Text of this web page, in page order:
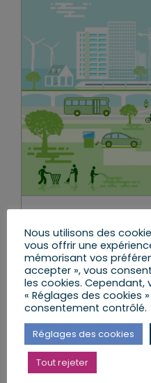
Bilan des 3
pour la
mercredi, 8 Juil 2020 |
Les Réformes et les
Lire l’article
Nous utilisons des
vous offrir une
mémorisant vos
accepter », vous
les cookies. Cependant,
« Réglages des cookies
consentement contrôlé.
Réglages des cookies
Tout rejeter